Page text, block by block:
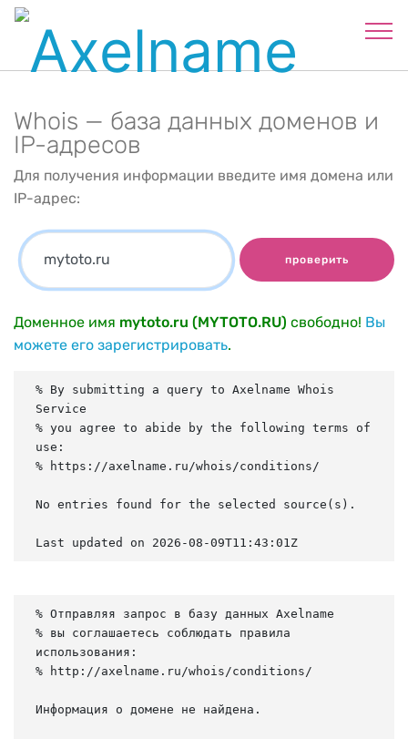
Whois — база данных доменов и
IP-адресов
Для получения информации введите имя домена или
IP-адрес:
проверить
Доменное имя mytoto.ru (MYTOTO.RU) свободно! Вы
можете его зарегистрировать.
% By submitting a query to Axelname Whois
Service
% you agree to abide by the following terms of
use:
% https://axelname.ru/whois/conditions/
No entries found for the selected source(s).
Last updated on 2026-08-09T11:43:01Z
% Отправляя запрос в базу данных Axelname
% вы соглашаетесь соблюдать правила
использования:
% http://axelname.ru/whois/conditions/
Информация о домене не найдена.